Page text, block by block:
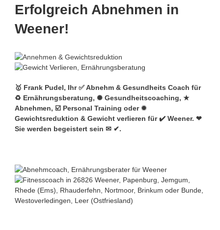
Erfolgreich Abnehmen in
Weener!
🥇 Frank Pudel, Ihr ✅ Abnehm & Gesundheits Coach für
♻ Ernährungsberatung, ✺ Gesundheitscoaching, ★
Abnehmen, ☑️ Personal Training oder ✹
Gewichtsreduktion & Gewicht verlieren für ✔️ Weener. ❤
Sie werden begeistert sein ✉ ✔.